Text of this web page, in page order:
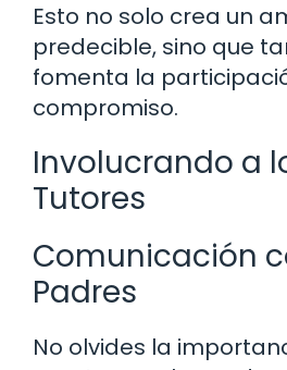
Esto no solo crea un
predecible, sino que
fomenta la
compromiso.
Involucrando a
Tutores
Comunicación
Padres
No olvides la